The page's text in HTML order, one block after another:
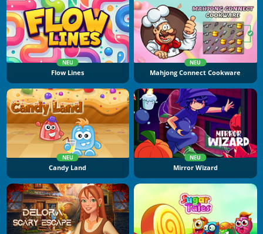
NEU
Flow Lines
NEU
Mahjong Connect Cookware
NEU
Candy Land
NEU
Mirror Wizard